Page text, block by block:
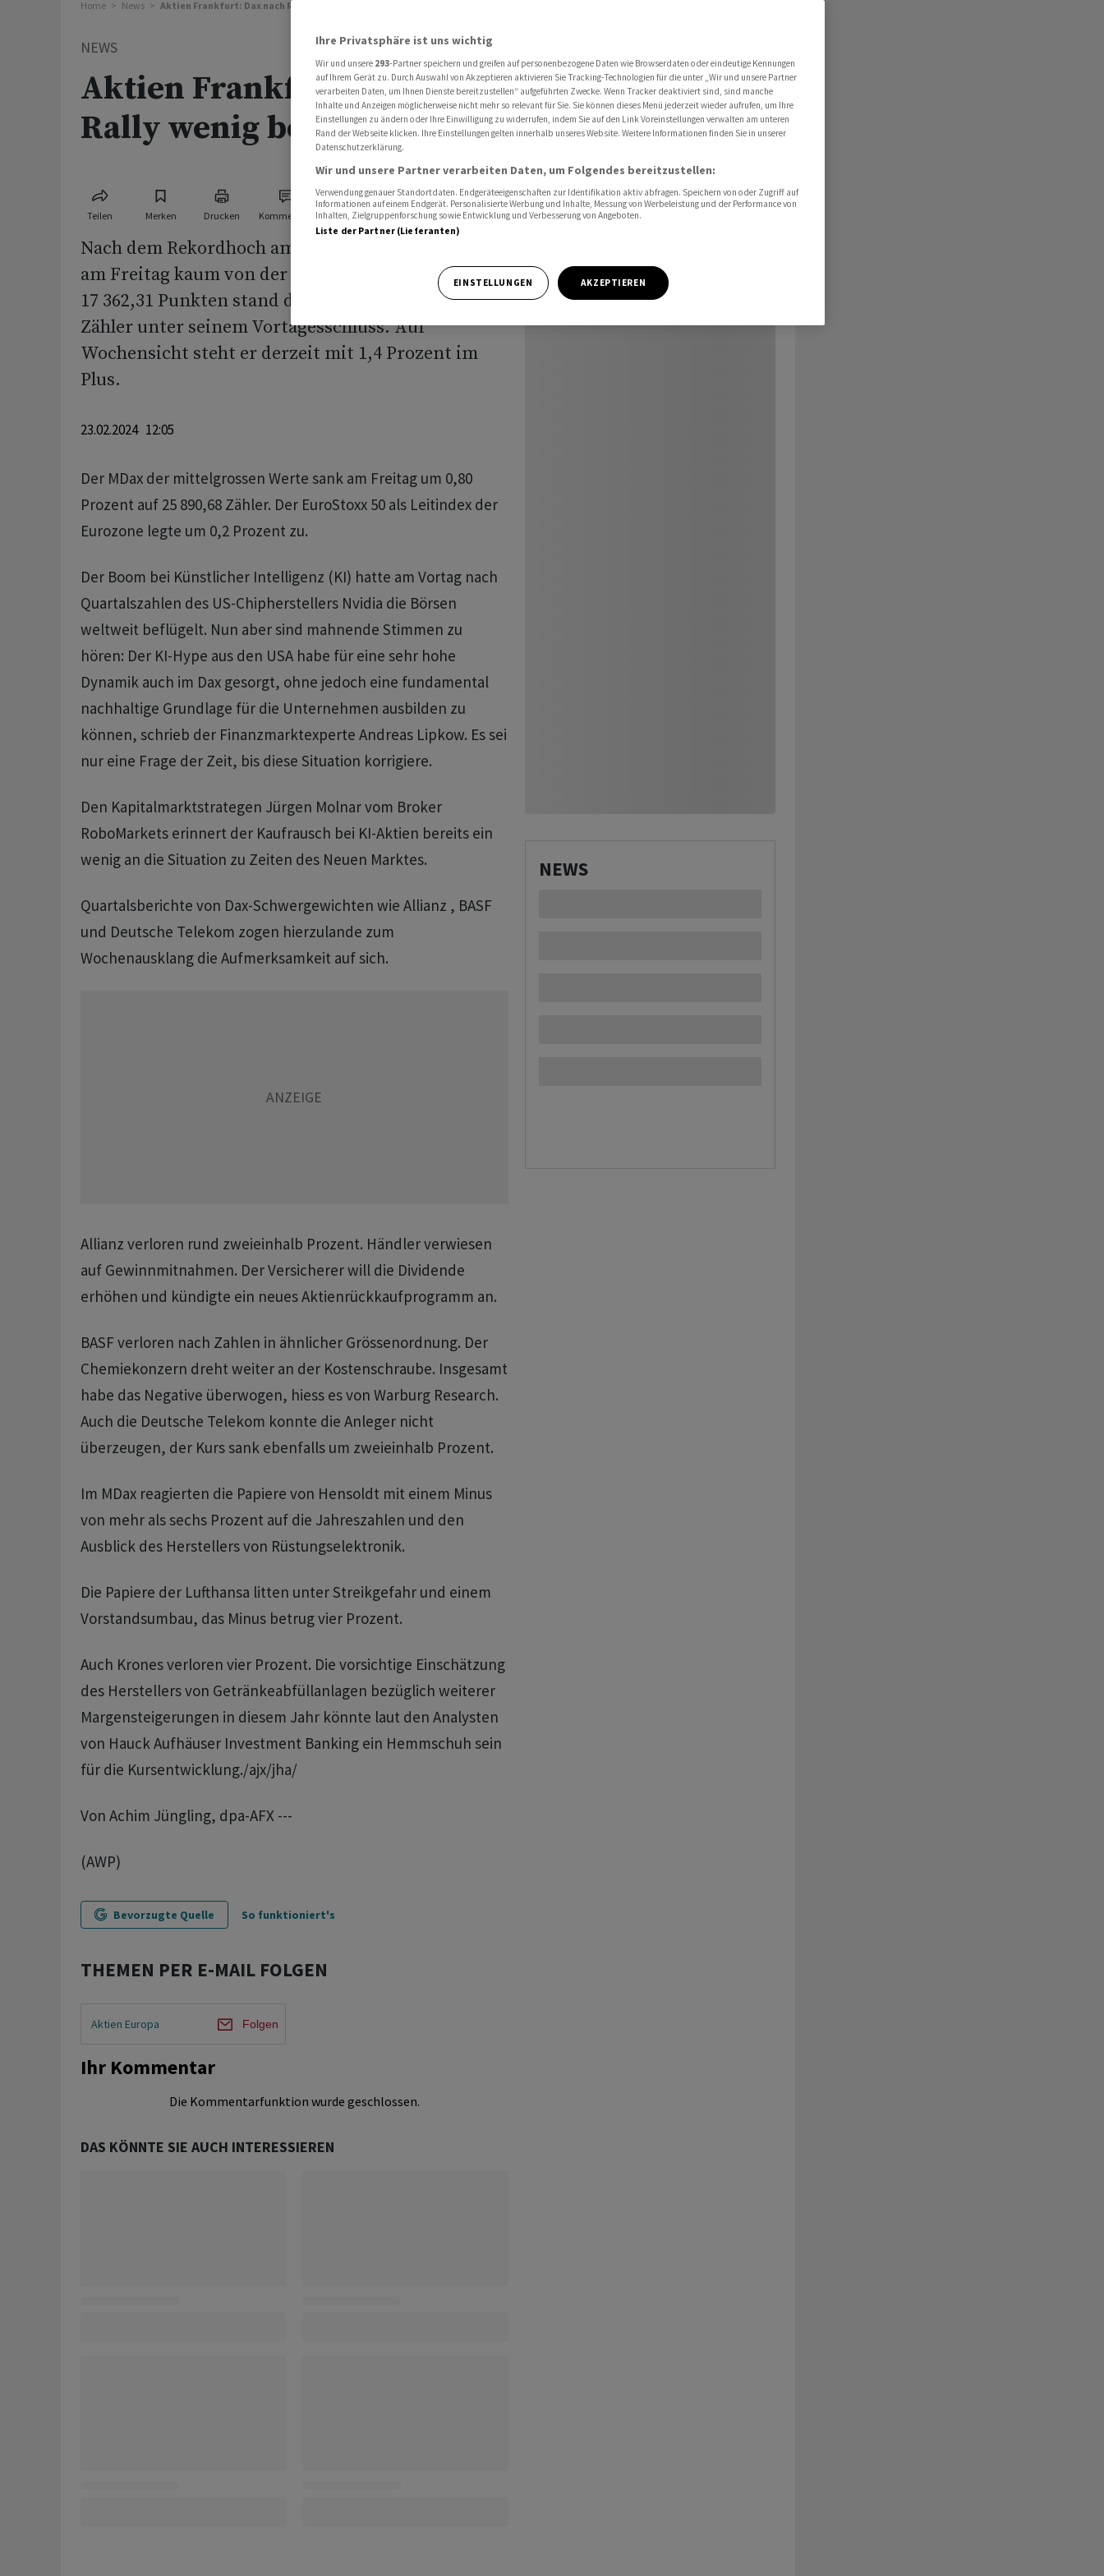
Home News Aktien Frankfurt: Dax nach Rally wenig bewegt
NEWS
Aktien Frankfurt: Dax nach
Rally wenig bewegt
Teilen Merken Drucken Kommentare
Nach dem Rekordhoch am Vortag hat sich der Dax
am Freitag kaum von der Stelle bewegt. Mit zuletzt
17 362,31 Punkten stand der Leitindex wenige
Zähler unter seinem Vortagesschluss. Auf
Wochensicht steht er derzeit mit 1,4 Prozent im
Plus.
23.02.2024 12:05
Der MDax der mittelgrossen Werte sank am Freitag um 0,80
Prozent auf 25 890,68 Zähler. Der EuroStoxx 50 als Leitindex der
Eurozone legte um 0,2 Prozent zu.
Der Boom bei Künstlicher Intelligenz (KI) hatte am Vortag nach
Quartalszahlen des US-Chipherstellers Nvidia die Börsen
weltweit beflügelt. Nun aber sind mahnende Stimmen zu
hören: Der KI-Hype aus den USA habe für eine sehr hohe
Dynamik auch im Dax gesorgt, ohne jedoch eine fundamental
nachhaltige Grundlage für die Unternehmen ausbilden zu
können, schrieb der Finanzmarktexperte Andreas Lipkow. Es sei
nur eine Frage der Zeit, bis diese Situation korrigiere.
Den Kapitalmarktstrategen Jürgen Molnar vom Broker
RoboMarkets erinnert der Kaufrausch bei KI-Aktien bereits ein
wenig an die Situation zu Zeiten des Neuen Marktes.
Quartalsberichte von Dax-Schwergewichten wie Allianz , BASF
und Deutsche Telekom zogen hierzulande zum
Wochenausklang die Aufmerksamkeit auf sich.
Allianz verloren rund zweieinhalb Prozent. Händler verwiesen
auf Gewinnmitnahmen. Der Versicherer will die Dividende
erhöhen und kündigte ein neues Aktienrückkaufprogramm an.
BASF verloren nach Zahlen in ähnlicher Grössenordnung. Der
Chemiekonzern dreht weiter an der Kostenschraube. Insgesamt
habe das Negative überwogen, hiess es von Warburg Research.
Auch die Deutsche Telekom konnte die Anleger nicht
überzeugen, der Kurs sank ebenfalls um zweieinhalb Prozent.
Im MDax reagierten die Papiere von Hensoldt mit einem Minus
von mehr als sechs Prozent auf die Jahreszahlen und den
Ausblick des Herstellers von Rüstungselektronik.
Die Papiere der Lufthansa litten unter Streikgefahr und einem
Vorstandsumbau, das Minus betrug vier Prozent.
Auch Krones verloren vier Prozent. Die vorsichtige Einschätzung
des Herstellers von Getränkeabfüllanlagen bezüglich weiterer
Margensteigerungen in diesem Jahr könnte laut den Analysten
von Hauck Aufhäuser Investment Banking ein Hemmschuh sein
für die Kursentwicklung./ajx/jha/
Von Achim Jüngling, dpa-AFX ---
(AWP)
Bevorzugte Quelle So funktioniert's
THEMEN PER E-MAIL FOLGEN
Aktien Europa Folgen
Ihr Kommentar
Die Kommentarfunktion wurde geschlossen.
DAS KÖNNTE SIE AUCH INTERESSIEREN
NEWS
Ihre Privatsphäre ist uns wichtig
Wir und unsere 293-Partner speichern und greifen auf personenbezogene Daten wie Browserdaten oder eindeutige Kennungen
auf Ihrem Gerät zu. Durch Auswahl von Akzeptieren aktivieren Sie Tracking-Technologien für die unter „Wir und unsere Partner
verarbeiten Daten, um Ihnen Dienste bereitzustellen“ aufgeführten Zwecke. Wenn Tracker deaktiviert sind, sind manche
Inhalte und Anzeigen möglicherweise nicht mehr so relevant für Sie. Sie können dieses Menü jederzeit wieder aufrufen, um Ihre
Einstellungen zu ändern oder Ihre Einwilligung zu widerrufen, indem Sie auf den Link Voreinstellungen verwalten am unteren
Rand der Webseite klicken. Ihre Einstellungen gelten innerhalb unseres Website. Weitere Informationen finden Sie in unserer
Datenschutzerklärung.
Wir und unsere Partner verarbeiten Daten, um Folgendes bereitzustellen:
Verwendung genauer Standortdaten. Endgeräteeigenschaften zur Identifikation aktiv abfragen. Speichern von oder Zugriff auf
Informationen auf einem Endgerät. Personalisierte Werbung und Inhalte, Messung von Werbeleistung und der Performance von
Inhalten, Zielgruppenforschung sowie Entwicklung und Verbesserung von Angeboten.
Liste der Partner (Lieferanten)
EINSTELLUNGEN AKZEPTIEREN